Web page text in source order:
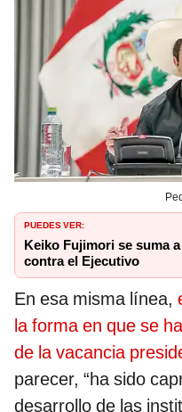
PUEDES VER:
Keiko Fujimori se suma
contra el Ejecutivo
En esa misma línea,
la forma en que se
de la vacancia
parecer, “ha sido
desarrollo de las